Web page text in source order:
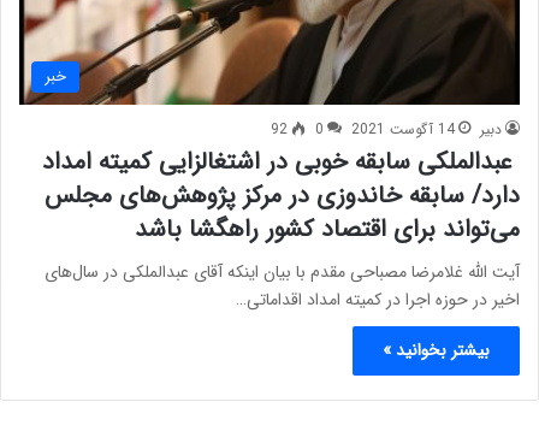
خبر
دبیر 14 آگوست 2021 0
92
عبدالملکی سابقه خوبی در اشتغالزایی کمیته امداد
دارد/ سابقه خاندوزی در مرکز پژوهش‌های مجلس
می‌تواند برای اقتصاد کشور راهگشا باشد
آیت الله غلامرضا مصباحی مقدم با بیان اینکه آقای عبدالملکی در سال‌های
اخیر در حوزه اجرا در کمیته امداد اقداماتی…
بیشتر بخوانید »